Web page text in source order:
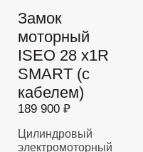
Замок
моторный
ISEO 28 x1R
SMART (с
кабелем)
189 900 ₽
Цилиндровый
электромоторный